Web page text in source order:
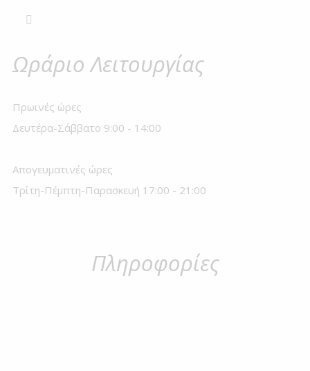
Ωράριο Λειτουργίας
Πρωινές ώρες
Δευτέρα-Σάββατο 9:00 - 14:00
Απογευματινές ώρες
Τρίτη-Πέμπτη-Παρασκευή 17:00 - 21:00
Πληροφορίες